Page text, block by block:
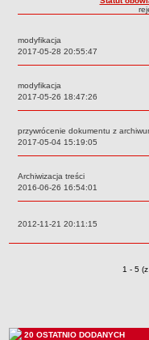
PRZEDSZKOLA
ARCHIWUM SZKÓŁ I PLACÓWEK
Zlikwidowane gimnazja
Przekształcone szkoły i
Wielofunkcyjna
SPECJALNE OŚRODKI
Specjalny Ośrodek nr 1
BURSA MIEJSKA
Dane podstawowe
Statut
Majątek
Kontrole
modyfikacja
Data:
2017-05-28 20:55:47
modyfikacja
Data:
2017-05-26 18:47:26
przywrócenie dokumentu z
Data:
2017-05-04 15:19:05
Archiwizacja treści
Data:
2016-06-26 16:54:01
Data:
2012-11-21 20:11:15
1 - 5
20 OSTATNIO DODANYCH